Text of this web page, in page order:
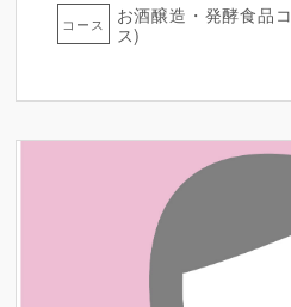
コース
お酒醸造・発酵食品
ス)